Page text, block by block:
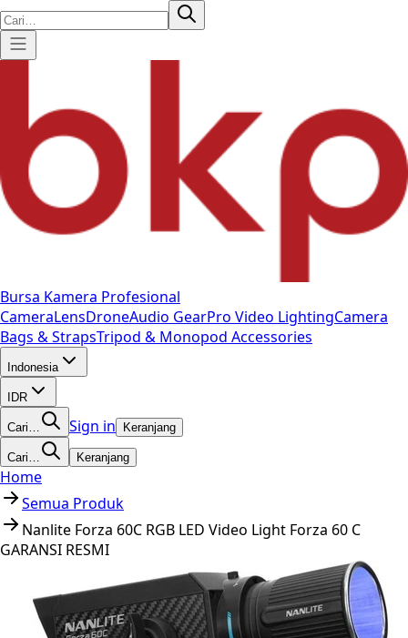
Bursa Kamera Profesional
CameraLensDroneAudio GearPro Video LightingCamera
Bags & StrapsTripod & Monopod Accessories
Indonesia
IDR
Cari… Sign in Keranjang
Cari… Keranjang
Home
Semua Produk
Nanlite Forza 60C RGB LED Video Light Forza 60 C
GARANSI RESMI